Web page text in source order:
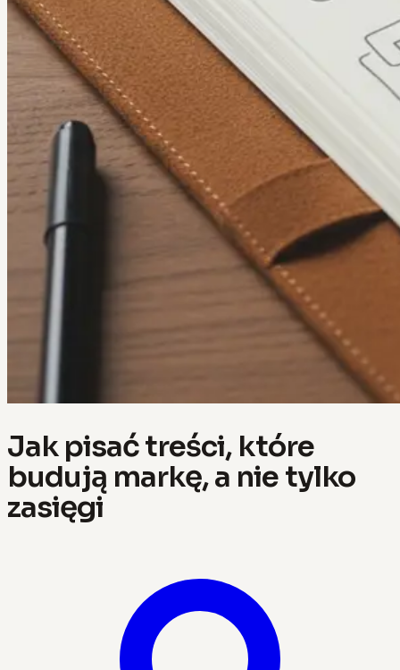
Jak pisać treści, które
budują markę, a nie tylko
zasięgi